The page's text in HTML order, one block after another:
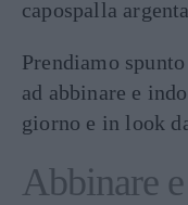
capospalla
Prendiamo
ad abbinare e
giorno e in look
Abbinare